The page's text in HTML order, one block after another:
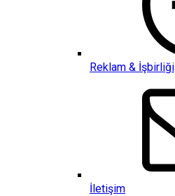
Reklam & İşbirliği
İletişim